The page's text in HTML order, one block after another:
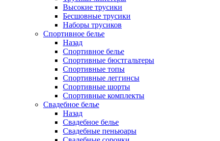
Высокие трусики
Бесшовные трусики
Наборы трусиков
Спортивное белье
Назад
Спортивное белье
Спортивные бюстгальтеры
Спортивные топы
Спортивные леггинсы
Спортивные шорты
Спортивные комплекты
Свадебное белье
Назад
Свадебное белье
Свадебные пеньюары